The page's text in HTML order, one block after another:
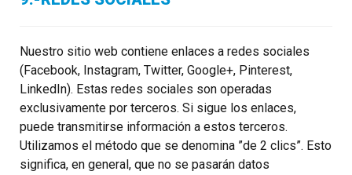
Nuestro sitio web contiene enlaces a redes sociales
(Facebook, Instagram, Twitter, Google+, Pinterest,
LinkedIn). Estas redes sociales son operadas
exclusivamente por terceros. Si sigue los enlaces,
puede transmitirse información a estos terceros.
Utilizamos el método que se denomina ”de 2 clics”. Esto
significa, en general, que no se pasarán datos